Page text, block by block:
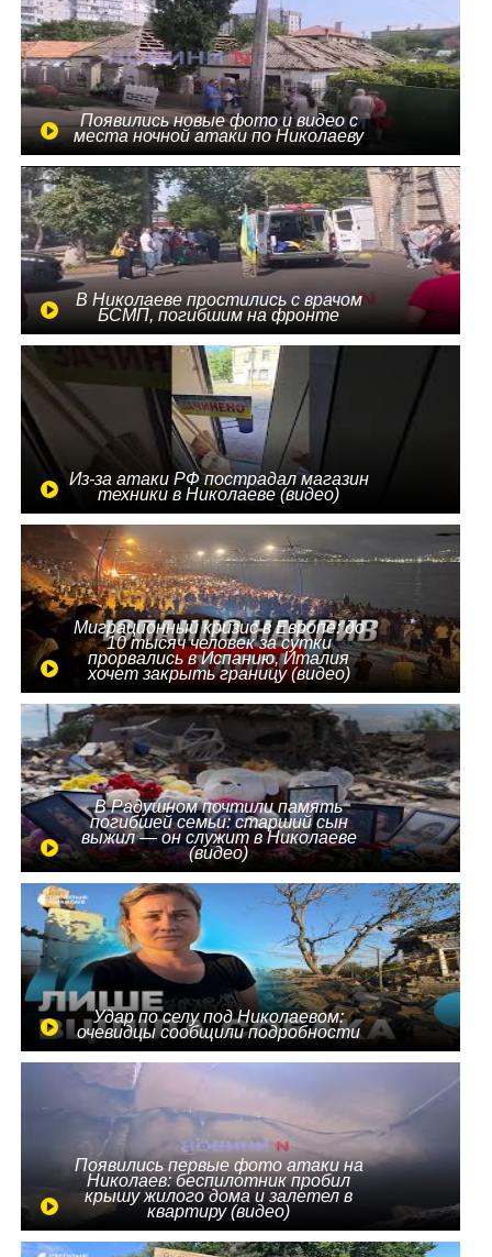
Появились новые фото и видео с
места ночной атаки по Николаеву
В Николаеве простились с врачом
БСМП, погибшим на фронте
Из-за атаки РФ пострадал магазин
техники в Николаеве (видео)
Миграционный кризис в Европе: до
10 тысяч человек за сутки
прорвались в Испанию, Италия
хочет закрыть границу (видео)
В Радушном почтили память
погибшей семьи: старший сын
выжил — он служит в Николаеве
(видео)
Удар по селу под Николаевом:
очевидцы сообщили подробности
Появились первые фото атаки на
Николаев: беспилотник пробил
крышу жилого дома и залетел в
квартиру (видео)